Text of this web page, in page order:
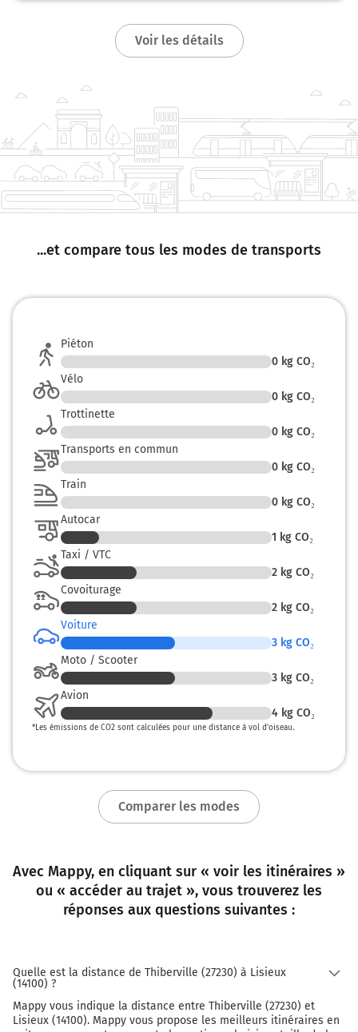
Voir les détails
...et compare tous les modes de transports
Piéton
0 kg CO₂
Vélo
0 kg CO₂
Trottinette
0 kg CO₂
Transports en commun
0 kg CO₂
Train
0 kg CO₂
Autocar
1 kg CO₂
Taxi / VTC
2 kg CO₂
Covoiturage
2 kg CO₂
Voiture
3 kg CO₂
Moto / Scooter
3 kg CO₂
Avion
4 kg CO₂
*Les émissions de CO2 sont calculées pour une distance à vol d’oiseau.
Comparer les modes
Avec Mappy, en cliquant sur « voir les itinéraires »
ou « accéder au trajet », vous trouverez les
réponses aux questions suivantes :
Quelle est la distance de Thiberville (27230) à Lisieux
(14100) ?
Mappy vous indique la distance entre Thiberville (27230) et
Lisieux (14100). Mappy vous propose les meilleurs itinéraires en